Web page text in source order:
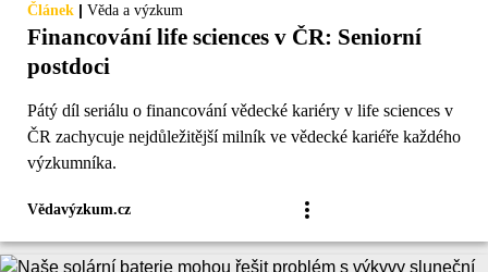
Článek | Věda a výzkum
Financování life sciences v ČR: Seniorní
postdoci
Pátý díl seriálu o financování vědecké kariéry v life sciences v
ČR zachycuje nejdůležitější milník ve vědecké kariéře každého
výzkumníka.
Vědavýzkum.cz